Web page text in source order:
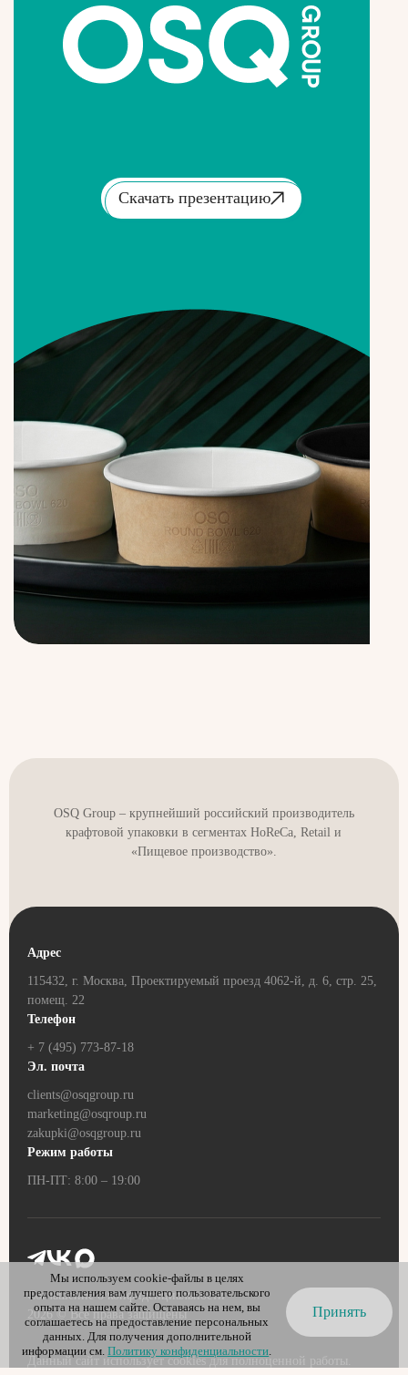
Скачать презентацию
OSQ Group – крупнейший российский производитель
крафтовой упаковки в сегментах HoReCa, Retail и
«Пищевое производство».
Адрес
115432, г. Москва, Проектируемый проезд 4062-й, д. 6, стр. 25,
помещ. 22
Телефон
+ 7 (495) 773-87-18
Эл. почта
clients@osqgroup.ru
marketing@osqroup.ru
zakupki@osqgroup.ru
Режим работы
ПН-ПТ: 8:00 – 19:00
Соглашение о конфиденциальности
2026© Все права защищены
Данный сайт использует cookies для полноценной работы.
Мы используем cookie-файлы в целях
предоставления вам лучшего пользовательского
опыта на нашем сайте. Оставаясь на нем, вы
соглашаетесь на предоставление персональных
данных. Для получения дополнительной
информации см.Политику конфиденциальности.
Принять